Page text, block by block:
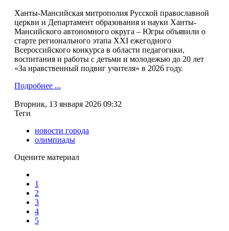
Ханты-Мансийская митрополия Русской православной
церкви и Департамент образования и науки Ханты-
Мансийского автономного округа – Югры объявили о
старте регионального этапа XXI ежегодного
Всероссийского конкурса в области педагогики,
воспитания и работы с детьми и молодежью до 20 лет
«За нравственный подвиг учителя» в 2026 году.
Подробнее ...
Вторник, 13 января 2026 09:32
Теги
новости города
олимпиады
Оцените материал
1
2
3
4
5